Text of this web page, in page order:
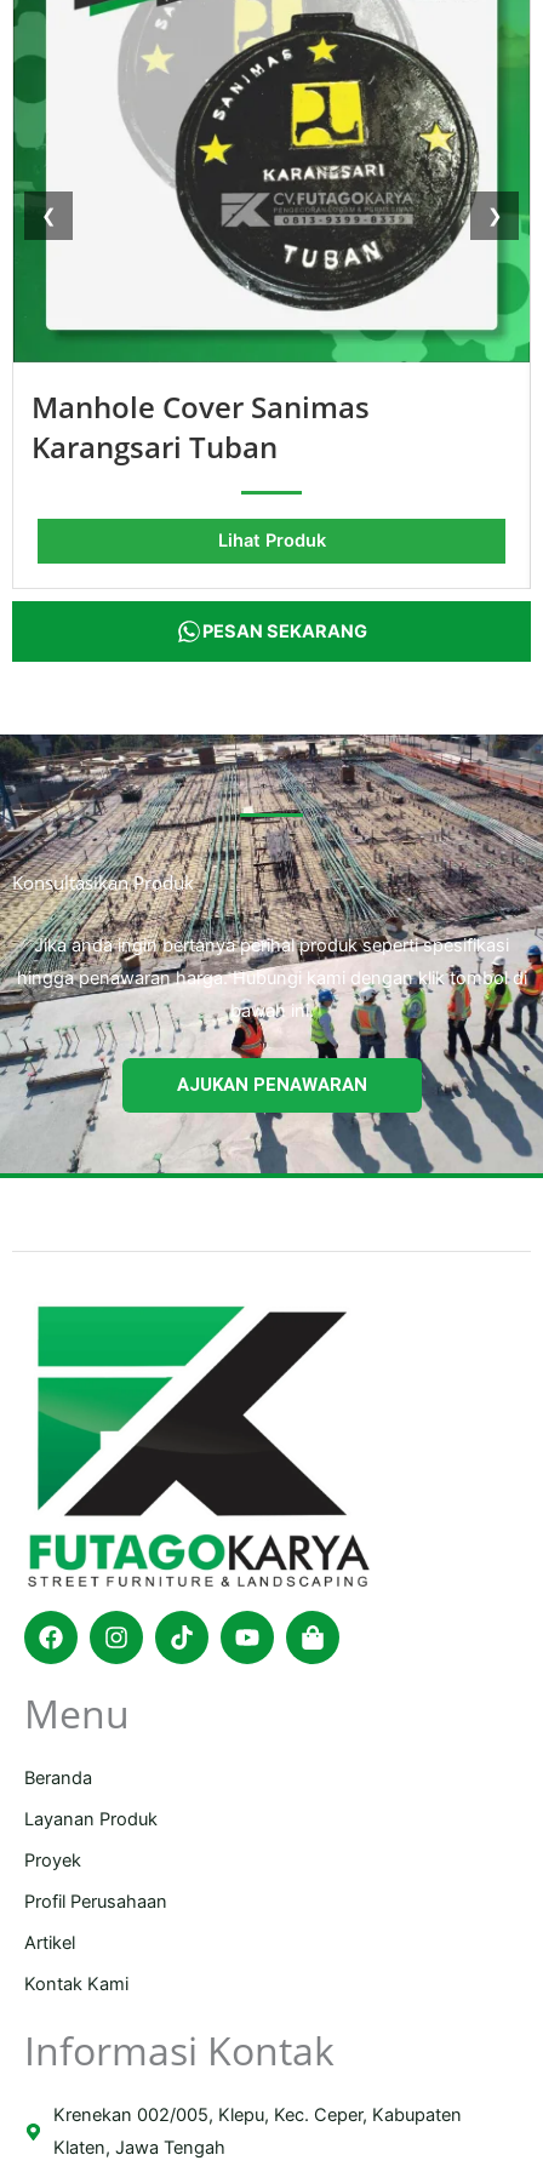
❮ ❯
Manhole Cover Sanimas
Karangsari Tuban
Lihat Produk
PESAN SEKARANG
Konsultasikan Produk
Jika anda ingin bertanya perihal produk seperti spesifikasi
hingga penawaran harga. Hubungi kami dengan klik tombol di
bawah ini.
AJUKAN PENAWARAN
FacebookInstagram
TiktokYoutubeShopping-
bag
Menu
Beranda
Layanan Produk
Proyek
Profil Perusahaan
Artikel
Kontak Kami
Informasi Kontak
Krenekan 002/005, Klepu, Kec. Ceper, Kabupaten
Klaten, Jawa Tengah